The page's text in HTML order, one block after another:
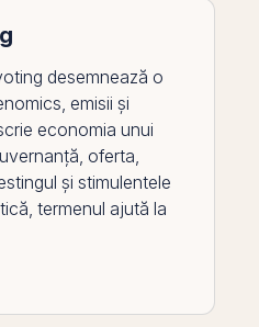
desemnează o
emisii și
economia unui
oferta,
și stimulentele
termenul ajută la